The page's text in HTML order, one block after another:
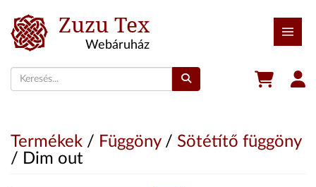
Zuzu Tex
Webáruház
Termékek / Függöny/ Sötétítő függöny
/ Dim out